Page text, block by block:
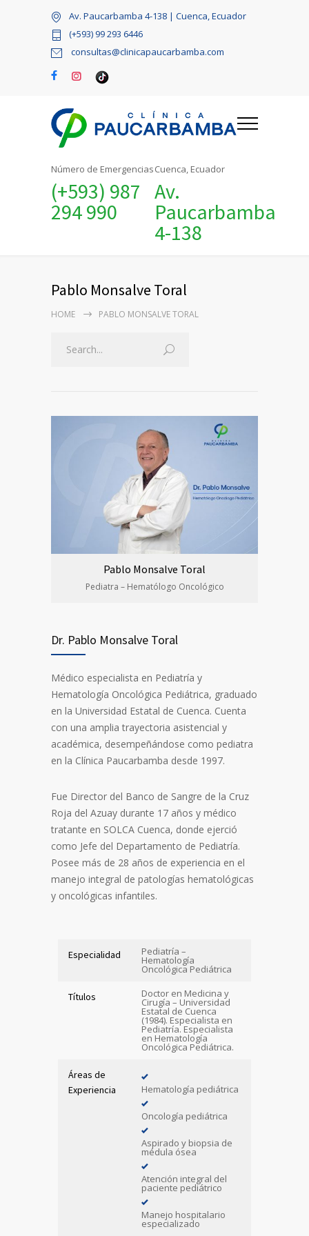
Av. Paucarbamba 4-138 | Cuenca, Ecuador
(+593) 99 293 6446
consultas@clinicapaucarbamba.com
Número de Emergencias
(+593) 987
294 990
Cuenca, Ecuador
Av.
Paucarbamba
4-138
Pablo Monsalve Toral
HOME PABLO MONSALVE TORAL
Pablo Monsalve Toral
Pediatra – Hematólogo Oncológico
Dr. Pablo Monsalve Toral
Médico especialista en Pediatría y
Hematología Oncológica Pediátrica, graduado
en la Universidad Estatal de Cuenca. Cuenta
con una amplia trayectoria asistencial y
académica, desempeñándose como pediatra
en la Clínica Paucarbamba desde 1997.
Fue Director del Banco de Sangre de la Cruz
Roja del Azuay durante 17 años y médico
tratante en SOLCA Cuenca, donde ejerció
como Jefe del Departamento de Pediatría.
Posee más de 28 años de experiencia en el
manejo integral de patologías hematológicas
y oncológicas infantiles.
Especialidad Pediatría –
Hematología
Oncológica Pediátrica
Títulos Doctor en Medicina y
Cirugía – Universidad
Estatal de Cuenca
(1984). Especialista en
Pediatría. Especialista
en Hematología
Oncológica Pediátrica.
Áreas de
Experiencia
Hematología pediátrica
Oncología pediátrica
Aspirado y biopsia de
médula ósea
Atención integral del
paciente pediátrico
Manejo hospitalario
especializado